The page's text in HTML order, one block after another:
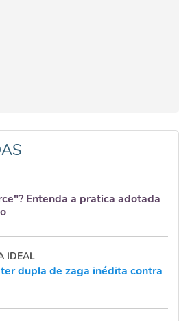
Entenda a pratica adotada
IDEAL
dupla de zaga inédita contra